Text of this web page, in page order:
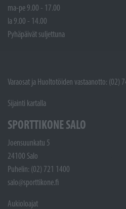
ma-pe 9.00 - 17.00
la 9.00 - 14.00
Pyhäpäivät suljettuna
Varaosat ja Huoltotöiden vastaanotto: (02)
Sijainti kartalla
SPORTTIKONE SALO
Joensuunkatu 5
24100 Salo
Puhelin: (02) 721 1400
salo@sporttikone.fi
Aukioloajat